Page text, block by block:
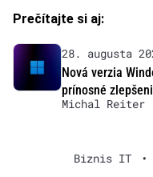
Prečítajte si aj:
28. augusta
Nová verzia
prínosné
Michal Reiter
Biznis IT •